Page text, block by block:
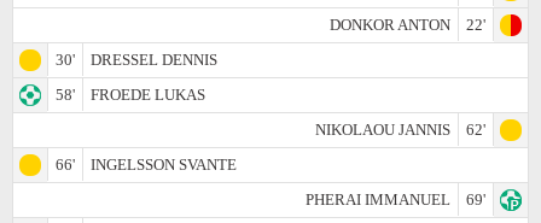
DONKOR ANTON
22'
30'
DRESSEL DENNIS
58'
FROEDE LUKAS
NIKOLAOU JANNIS
62'
66'
INGELSSON SVANTE
PHERAI IMMANUEL
69'